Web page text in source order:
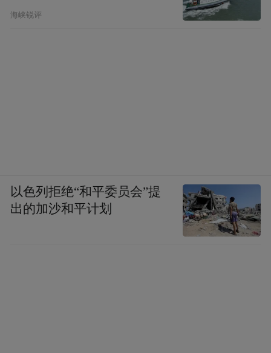
海峡锐评
以色列拒绝“和平委员会”提
出的加沙和平计划